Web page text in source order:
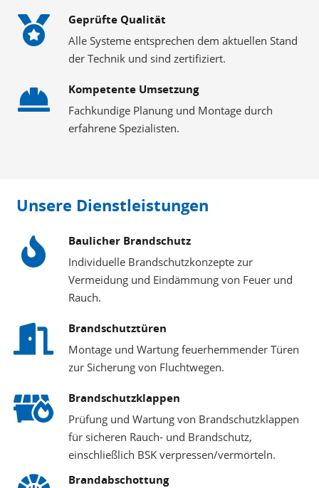
Geprüfte Qualität
Alle Systeme entsprechen dem aktuellen Stand
der Technik und sind zertifiziert.
Kompetente Umsetzung
Fachkundige Planung und Montage durch
erfahrene Spezialisten.
Unsere Dienstleistungen
Baulicher Brandschutz
Individuelle Brandschutzkonzepte zur
Vermeidung und Eindämmung von Feuer und
Rauch.
Brandschutztüren
Montage und Wartung feuerhemmender Türen
zur Sicherung von Fluchtwegen.
Brandschutzklappen
Prüfung und Wartung von Brandschutzklappen
für sicheren Rauch- und Brandschutz,
einschließlich BSK verpressen/vermörteln.
Brandabschottung